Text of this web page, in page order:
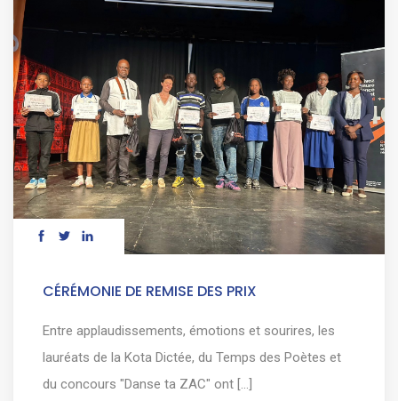
CÉRÉMONIE DE REMISE DES PRIX
Entre applaudissements, émotions et sourires, les
lauréats de la Kota Dictée, du Temps des Poètes et
du concours "Danse ta ZAC" ont [...]